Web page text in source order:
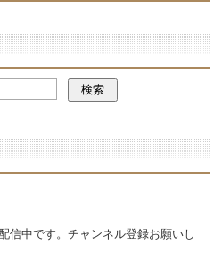
信中です。チャンネル登録お願いし